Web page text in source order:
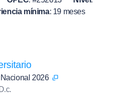
mínima: 19 meses
2026